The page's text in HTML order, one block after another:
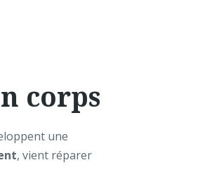
corps
une
, vient réparer